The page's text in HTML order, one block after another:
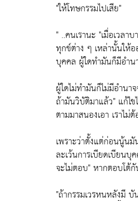
"ให้โทษกรรมไปเสีย"
" ..คนเรานะ "เมื่อเวล
ทุกข์ต่าง ๆ เหล่านั้นให้
บุคคล ผู้ใดทำมันก็มีอำ
ผู้ใดไม่ทำมันก็ไม่มีอำนา
ถ้ามันวิบัติมาแล้ว" แก้ไ
ตามมาสนองเอา เราไม่ต้
เพราะว่าตั้งแต่ก่อนนู้น
ละเว้นการเบียดเบียน
จะไม่ตอบ" หากตอบโต้
"ถ้ากรรมเวรหนหลังมี